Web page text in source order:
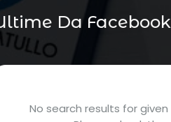
Da Facebook
No search results for given